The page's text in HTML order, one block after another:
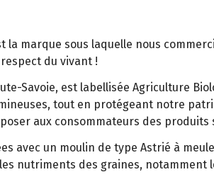
la marque sous laquelle nous
du vivant !
Savoie, est labellisée Agriculture
tout en protégeant notre
aux consommateurs des produits
avec un moulin de type Astrié à
nutriments des graines, notamment